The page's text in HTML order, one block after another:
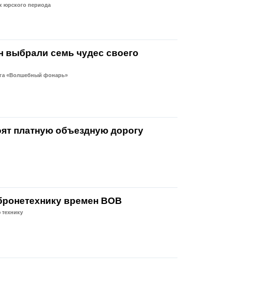
юрского периода
семь чудес своего
«Волшебный фонарь»
платную объездную дорогу
времен ВОВ